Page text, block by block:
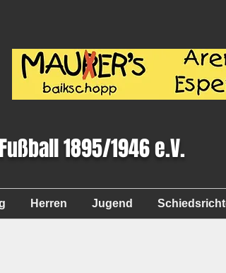
1895/1946 e.V.
Herren Jugend